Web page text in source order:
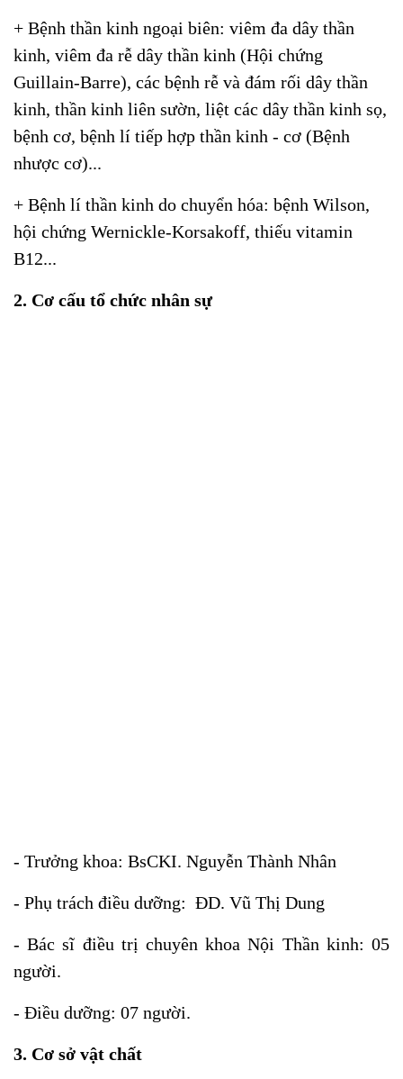
+ Bệnh thần kinh ngoại biên: viêm đa dây thần
kinh, viêm đa rễ dây thần kinh (Hội chứng
Guillain-Barre), các bệnh rễ và đám rối dây thần
kinh, thần kinh liên sườn, liệt các dây thần kinh sọ,
bệnh cơ, bệnh lí tiếp hợp thần kinh - cơ (Bệnh
nhược cơ)...
+ Bệnh lí thần kinh do chuyển hóa: bệnh Wilson,
hội chứng Wernickle-Korsakoff, thiếu vitamin
B12...
2. Cơ cấu tổ chức nhân sự
- Trưởng khoa: BsCKI. Nguyễn Thành Nhân
- Phụ trách điều dưỡng: ĐD. Vũ Thị Dung
- Bác sĩ điều trị chuyên khoa Nội Thần kinh: 05
người.
- Điều dưỡng: 07 người.
3. Cơ sở vật chất